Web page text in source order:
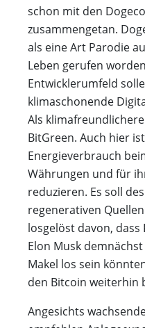
schon mit den
zusammengetan.
als eine Art Parodie
Leben gerufen
Entwicklerumfeld
klimaschonende
Als
BitGreen. Auch hier
Energieverbrauch
Währungen und für
reduzieren. Es soll
regenerativen
losgelöst davon,
Elon Musk
Makel los sein
den Bitcoin weiterhin
Angesichts